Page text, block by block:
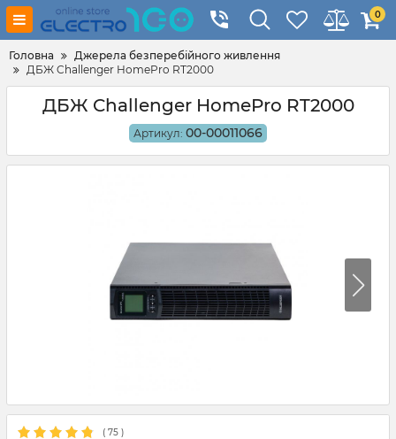
0
Головна
Джерела безперебійного живлення
ДБЖ Challenger HomePro RT2000
ДБЖ Challenger HomePro RT2000
Артикул: 00-00011066
( 75 )